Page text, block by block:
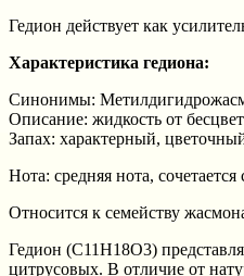
Гедион действует как
Характеристика гедиона:
Синонимы:
Описание: жидкость от
Запах: характерный,
Нота: средняя нота,
Относится к семейству
Гедион (C11H18O3)
цитрусовых. В отличие от